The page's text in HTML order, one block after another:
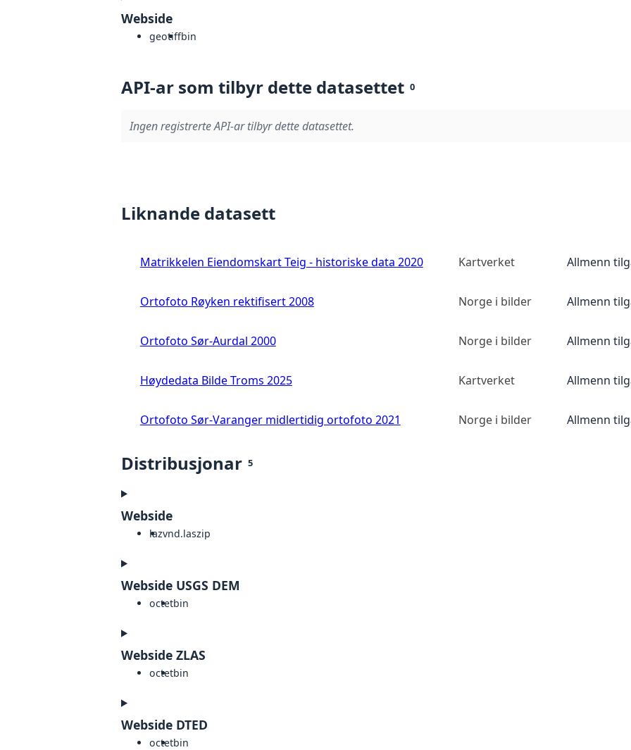
Webside
geotiffbin
API-ar som tilbyr dette datasettet 0
Ingen registrerte API-ar tilbyr dette datasettet.
Liknande datasett
Matrikkelen Eiendomskart Teig - historiske data 2020 Kartverket Allmenn
Ortofoto Røyken rektifisert 2008 Norge i bilder Allmenn
Ortofoto Sør-Aurdal 2000 Norge i bilder Allmenn
Høydedata Bilde Troms 2025 Kartverket Allmenn
Ortofoto Sør-Varanger midlertidig ortofoto 2021 Norge i bilder Allmenn
Distribusjonar 5
Webside
lazvnd.laszip
Webside USGS DEM
octetbin
Webside ZLAS
octetbin
Webside DTED
octetbin